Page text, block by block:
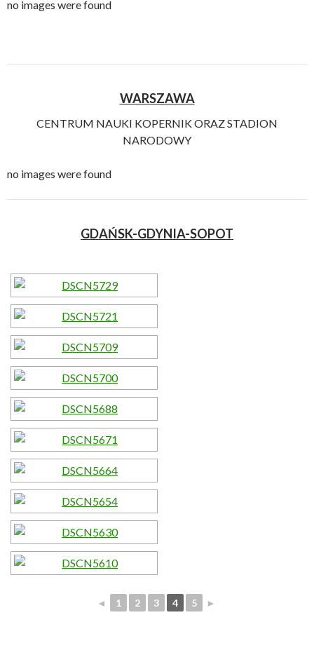
no images were found
WARSZAWA
CENTRUM NAUKI KOPERNIK ORAZ STADION
NARODOWY
no images were found
GDAŃSK-GDYNIA-SOPOT
◄ 1 2 3 4 5 ►